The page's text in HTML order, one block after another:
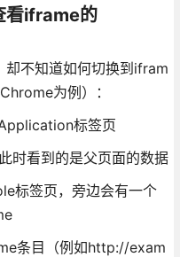
看iframe的
却不知道如何切换到ifram
为例）：
标签页
时看到的是父页面的数据
标签页，旁边会有一个
条目（例如http://exam